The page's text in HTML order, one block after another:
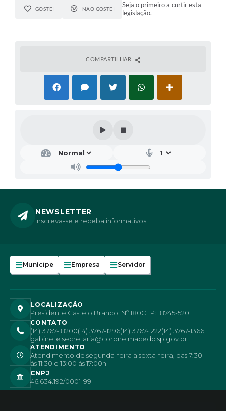
GOSTEI NÃO GOSTEI
Seja o primeiro a curtir esta
legislação.
COMPARTILHAR
NEWSLETTER
Inscreva-se e receba informativos
Munícipe Empresa Servidor
LOCALIZAÇÃO
Presidente Castelo Branco, Nº 180CEP: 18745-520
CONTATO
(14) 3767- 8200(14) 3767-1296(14) 3767-1222(14) 3767-1366
gabinete.secretaria@coronelmacedo.sp.gov.br
ATENDIMENTO
Atendimento de segunda-feira a sexta-feira, das 7:30
às 11:30 e 13:00 às 17:00h
CNPJ
46.634.192/0001-99